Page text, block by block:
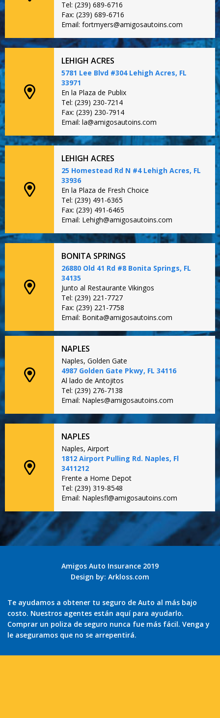
Tel: (239) 689-6716
Fax: (239) 689-6716
Email: fortmyers@amigosautoins.com
LEHIGH ACRES
5781 Lee Blvd #304 Lehigh Acres, FL
33971
En la Plaza de Publix
Tel: (239) 230-7214
Fax: (239) 230-7914
Email: la@amigosautoins.com
LEHIGH ACRES
25 Homestead Rd N #4 Lehigh Acres, FL
33936
En la Plaza de Fresh Choice
Tel: (239) 491-6365
Fax: (239) 491-6465
Email: Lehigh@amigosautoins.com
BONITA SPRINGS
26880 Old 41 Rd #8 Bonita Springs, FL
34135
Junto al Restaurante Vikingos
Tel: (239) 221-7727
Fax: (239) 221-7758
Email: Bonita@amigosautoins.com
NAPLES
Naples, Golden Gate
4987 Golden Gate Pkwy, FL 34116
Al lado de Antojitos
Tel: (239) 276-7138
Email: Naples@amigosautoins.com
NAPLES
Naples, Airport
1812 Airport Pulling Rd. Naples, Fl
3411212
Frente a Home Depot
Tel: (239) 319-8548
Email: Naplesfl@amigosautoins.com
Amigos Auto Insurance 2019
Design by: Arkloss.com
Te ayudamos a obtener tu seguro de Auto al más bajo
costo. Nuestros agentes están aquí para ayudarlo.
Comprar un poliza de seguro nunca fue más fácil. Venga y
le aseguramos que no se arrepentirá.